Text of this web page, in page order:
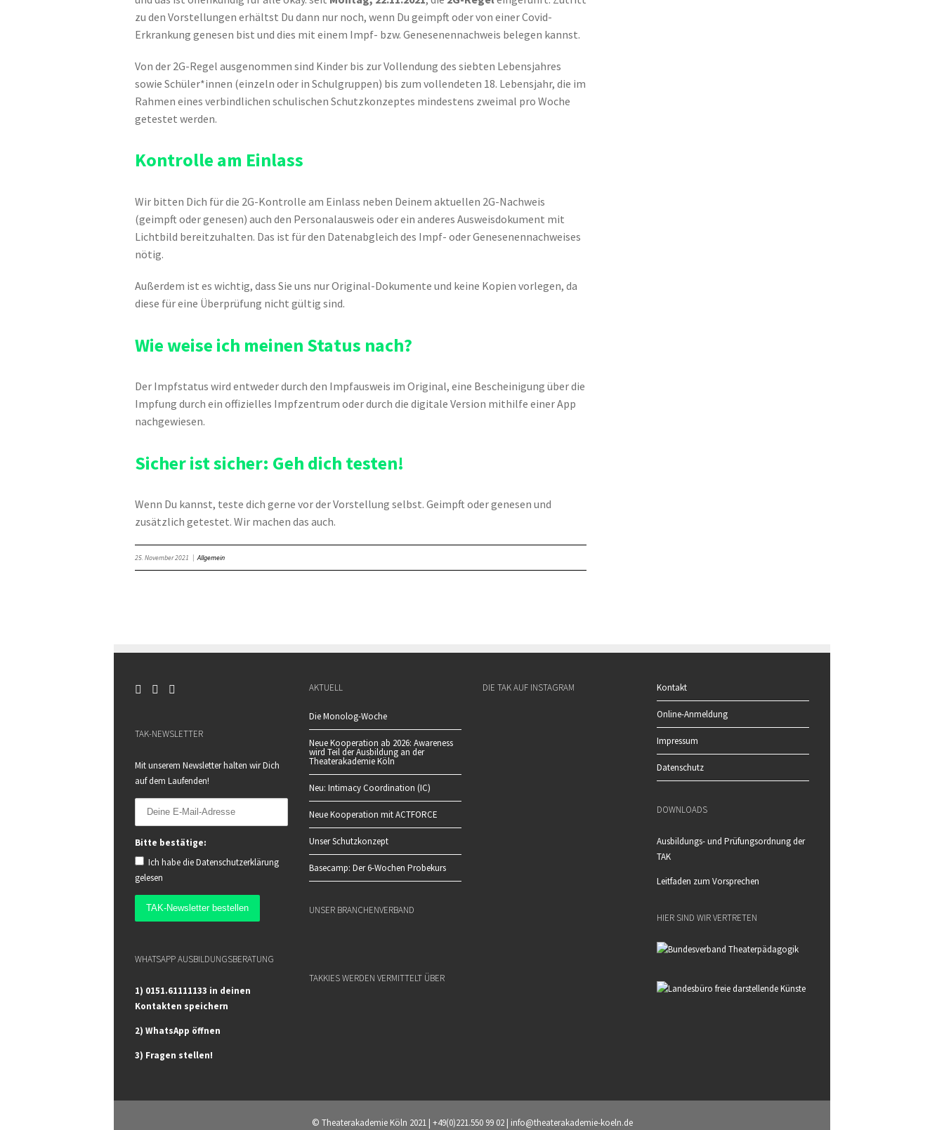
zu den Vorstellungen erhältst Du dann nur noch, wenn Du geimpft oder von einer Covid-
Erkrankung genesen bist und dies mit einem Impf- bzw. Genesenennachweis belegen kannst.
Von der 2G-Regel ausgenommen sind Kinder bis zur Vollendung des siebten Lebensjahres
sowie Schüler*innen (einzeln oder in Schulgruppen) bis zum vollendeten 18. Lebensjahr, die im
Rahmen eines verbindlichen schulischen Schutzkonzeptes mindestens zweimal pro Woche
getestet werden.
Kontrolle am Einlass
Wir bitten Dich für die 2G-Kontrolle am Einlass neben Deinem aktuellen 2G-Nachweis
(geimpft oder genesen) auch den Personalausweis oder ein anderes Ausweisdokument mit
Lichtbild bereitzuhalten. Das ist für den Datenabgleich des Impf- oder Genesenennachweises
nötig.
Außerdem ist es wichtig, dass Sie uns nur Original-Dokumente und keine Kopien vorlegen, da
diese für eine Überprüfung nicht gültig sind.
Wie weise ich meinen Status nach?
Der Impfstatus wird entweder durch den Impfausweis im Original, eine Bescheinigung über die
Impfung durch ein offizielles Impfzentrum oder durch die digitale Version mithilfe einer App
nachgewiesen.
Sicher ist sicher: Geh dich testen!
Wenn Du kannst, teste dich gerne vor der Vorstellung selbst. Geimpft oder genesen und
zusätzlich getestet. Wir machen das auch.
25. November 2021 Allgemein
TAK-NEWSLETTER
Mit unserem Newsletter halten wir Dich
auf dem Laufenden!
Bitte bestätige:
Ich habe dieDatenschutzerklärung
gelesen
WHATSAPP AUSBILDUNGSBERATUNG
1) 0151.61111133 in deinen
Kontakten speichern
2) WhatsApp öffnen
3) Fragen stellen!
AKTUELL
Die Monolog-Woche
Neue Kooperation ab 2026: Awareness
wird Teil der Ausbildung an der
Theaterakademie Köln
Neu: Intimacy Coordination (IC)
Neue Kooperation mit ACTFORCE
Unser Schutzkonzept
Basecamp: Der 6-Wochen Probekurs
UNSER BRANCHENVERBAND
TAKKIES WERDEN VERMITTELT ÜBER
DIE TAK AUF INSTAGRAM Kontakt
Online-Anmeldung
Impressum
Datenschutz
DOWNLOADS
Ausbildungs- und Prüfungsordnung der
TAK
Leitfaden zum Vorsprechen
HIER SIND WIR VERTRETEN
© Theaterakademie Köln 2021 | +49(0)221.550 99 02 | info@theaterakademie-koeln.de